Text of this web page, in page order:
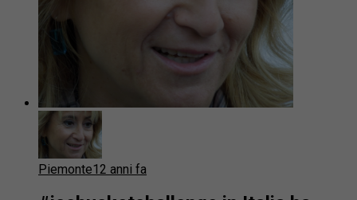
Piemonte12 anni fa